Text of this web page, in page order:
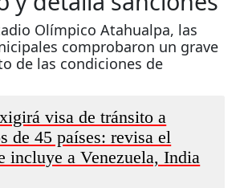
Olímpico Atahualpa, las
comprobaron un grave
de las condiciones de
visa de tránsito a
de 45 países: revisa el
incluye a Venezuela, India